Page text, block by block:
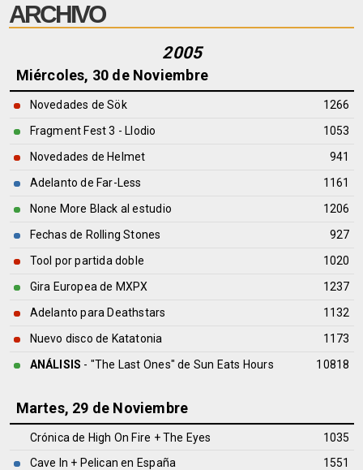
COMUNIDAD
FOROS
ARCHIVO
2005
Miércoles, 30 de Noviembre
Novedades de Sök
1266
Fragment Fest 3 - Llodio
1053
Novedades de Helmet
941
Adelanto de Far-Less
1161
None More Black al estudio
1206
Fechas de Rolling Stones
927
Tool por partida doble
1020
Gira Europea de MXPX
1237
Adelanto para Deathstars
1132
Nuevo disco de Katatonia
1173
ANÁLISIS - "The Last Ones" de Sun Eats Hours 10818
Martes, 29 de Noviembre
Crónica de High On Fire + The Eyes
1035
Cave In + Pelican en España
1551